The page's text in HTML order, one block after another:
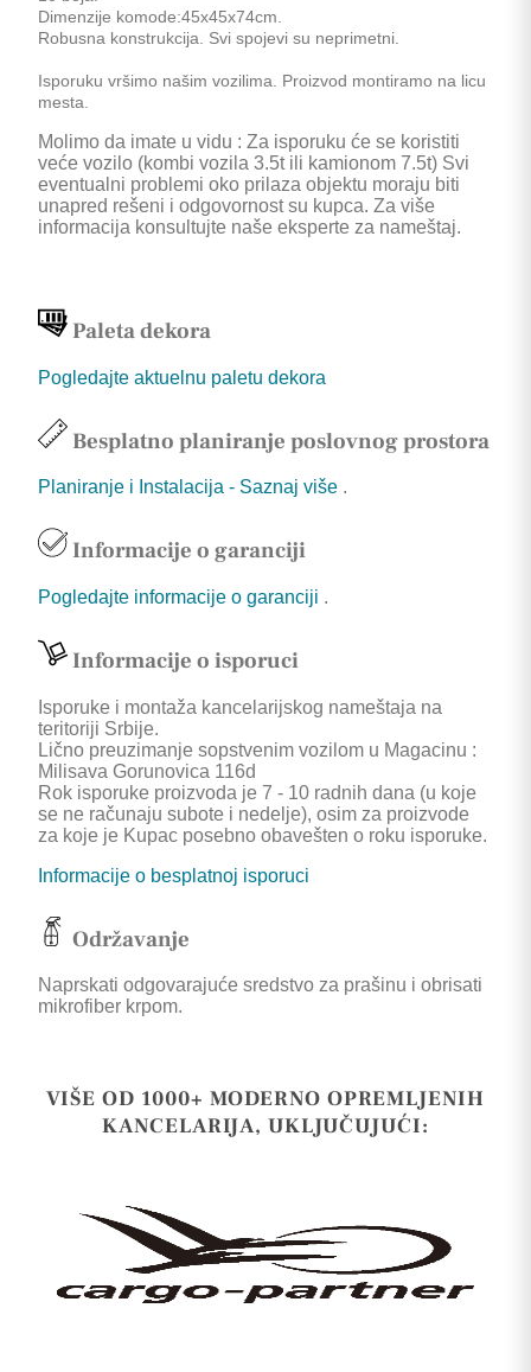
Dimenzije komode:45x45x74cm.
Robusna konstrukcija. Svi spojevi su neprimetni.
Isporuku vršimo našim vozilima. Proizvod montiramo na licu
mesta.
Molimo da imate u vidu : Za isporuku će se koristiti
veće vozilo (kombi vozila 3.5t ili kamionom 7.5t) Svi
eventualni problemi oko prilaza objektu moraju biti
unapred rešeni i odgovornost su kupca. Za više
informacija konsultujte naše eksperte za nameštaj.
Paleta dekora
Pogledajte aktuelnu paletu dekora
Besplatno planiranje poslovnog prostora
Planiranje i Instalacija - Saznaj više .
Informacije o garanciji
Pogledajte informacije o garanciji .
Informacije o isporuci
Isporuke i montaža kancelarijskog nameštaja na
teritoriji Srbije.
Lično preuzimanje sopstvenim vozilom u Magacinu :
Milisava Gorunovica 116d
Rok isporuke proizvoda je 7 - 10 radnih dana (u koje
se ne računaju subote i nedelje), osim za proizvode
za koje je Kupac posebno obavešten o roku isporuke.
Informacije o besplatnoj isporuci
Održavanje
Naprskati odgovarajuće sredstvo za prašinu i obrisati
mikrofiber krpom.
VIŠE OD 1000+ MODERNO OPREMLJENIH
KANCELARIJA, UKLJUČUJUĆI: